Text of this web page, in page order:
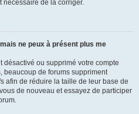
nécessaire de la corriger.
ne peux à présent plus me
désactivé ou supprimé votre compte
beaucoup de forums suppriment
afin de réduire la taille de leur base de
de nouveau et essayez de participer